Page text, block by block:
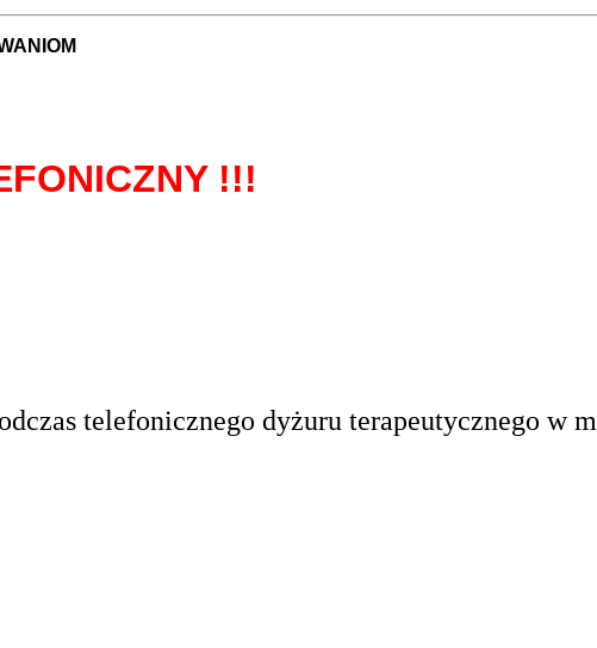
!!!
telefonicznego dyżuru terapeutycznego w